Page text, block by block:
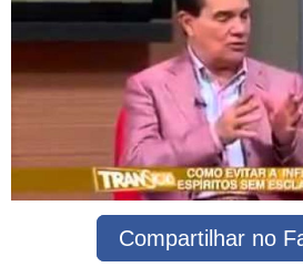
Compartilhar no